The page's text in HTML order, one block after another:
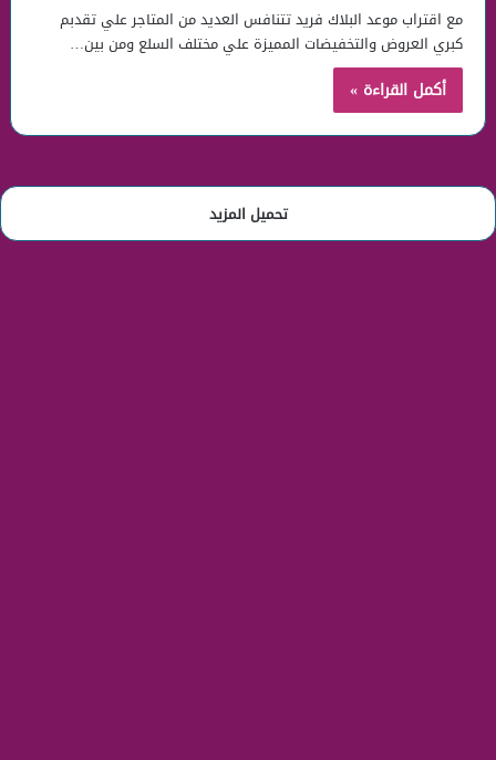
مع اقتراب موعد البلاك فريد تتنافس العديد من المتاجر علي تقدبم
كبري العروض والتخفيضات المميزة علي مختلف السلع ومن بين…
أكمل القراءة »
تحميل المزيد